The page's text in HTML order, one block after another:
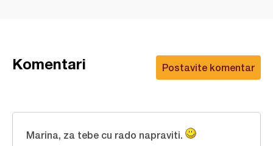
Postavite komentar
Komentari
Marina, za tebe cu rado napraviti.